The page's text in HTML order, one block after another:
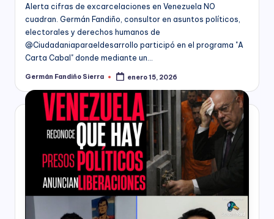
ci
ó
n
B
o
g
M
Partidos
Políticos,
para
entidades
del
Sector
Público
nacional,
departamental
distrital,
Alerta cifras de excarcelaciones en Venezuela NO
cuadran. Germán Fandiño, consultor en asuntos políticos,
electorales y derechos humanos de
‪@Ciudadaniaparaeldesarrollo‬ participó en el programa "A
Carta Cabal" donde mediante un…
Publicado
Germán Fandiño Sierra enero 15, 2026